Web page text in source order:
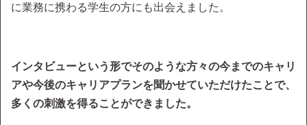
に業務に携わる学生の方にも出会えました。
インタビューという形でそのような方々の今までのキャリ
アや今後のキャリアプランを聞かせていただけたことで、
多くの刺激を得ることができました。